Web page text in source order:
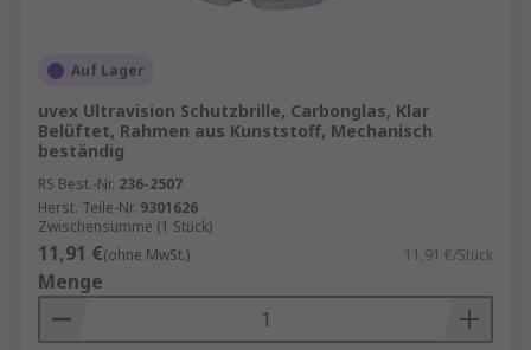
Auf Lager
uvex Ultravision Schutzbrille, Carbonglas, Klar
Belüftet, Rahmen aus Kunststoff, Mechanisch
beständig
RS Best.-Nr. 236-2507
Herst. Teile-Nr. 9301626
Zwischensumme (1 Stück)
11,91 €(ohne MwSt.) 11,91 €/Stück
Menge